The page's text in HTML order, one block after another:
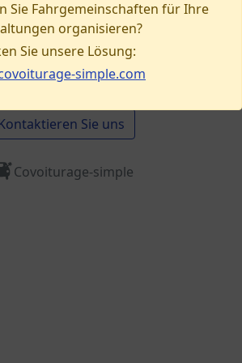
Sie Fahrgemeinschaften für Ihre
organisieren?
Sie unsere Lösung:
simple.com
Sie Hilfe oder möchten Sie ein
melden?
Sie uns
Covoiturage-simple